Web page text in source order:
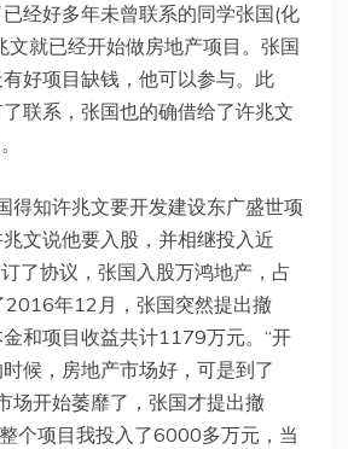
经好多年未曾联系的同学张国(化
文就已经开始做房地产项目。张国
好项目缺钱，他可以参与。此
联系，张国也的确借给了许兆文
得知许兆文要开发建设东广盛世项
文说他要入股，并相继投入近
了协议，张国入股万鸿地产，占
2016年12月，张国突然提出撤
和项目收益共计1179万元。“开
候，房地产市场好，可是到了
场开始萎靡了，张国才提出撤
个项目我投入了6000多万元，当